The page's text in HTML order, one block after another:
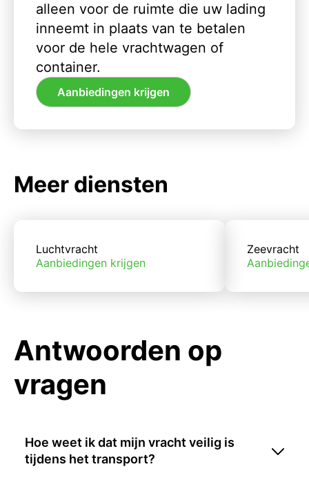
alleen voor de ruimte die uw lading
inneemt in plaats van te betalen
voor de hele vrachtwagen of
container.
Aanbiedingen krijgen
Meer diensten
Luchtvracht
Aanbiedingen krijgen
Zeevracht
Antwoorden op
vragen
Hoe weet ik dat mijn vracht veilig is
tijdens het transport?